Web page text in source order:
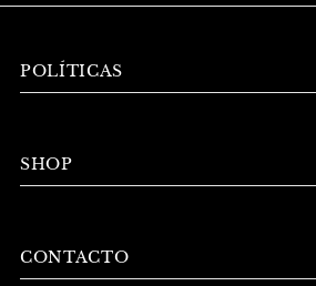
POLÍTICAS
SHOP
CONTACTO